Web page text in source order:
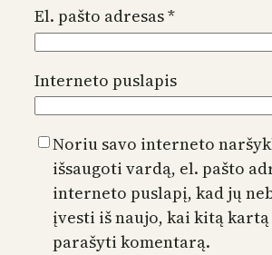
El. pašto adresas*
Interneto puslapis
Noriu savo interneto
išsaugoti vardą, el. pašto
interneto puslapį, kad jų
įvesti iš naujo, kai kitą
parašyti komentarą.